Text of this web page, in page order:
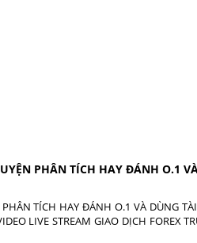
PHÂN TÍCH HAY ĐÁNH O.1
TÍCH HAY ĐÁNH O.1 VÀ DÙNG
LIVE STREAM GIAO DỊCH FOREX